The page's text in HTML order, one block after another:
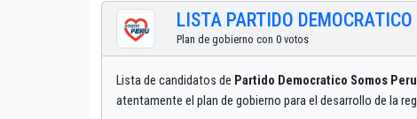
LISTA PARTIDO
Plan de gobierno con 0 votos
Lista de candidatos de Partido Democratico Somos Peru
atentamente el plan de gobierno para el desarrollo de la